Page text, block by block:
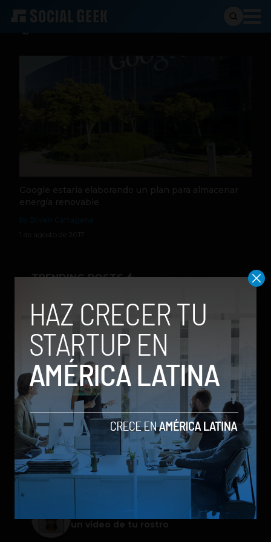
Google estaría elaborando un plan para almacenar
energía renovable
1 de agosto de 2017
TRENDING POSTS
con modelos enfocados en IA
generativa de imágenes
ChatGPT Work: el nuevo asistente
de OpenAI que promete mejorar la
productividad laboral
Spotify extiende las cuentas
gestionadas para menores a su plan
gratuito en seis países
Galaxy Z Flip8: el plegable compacto
de Samsung se renueva con más
pantalla, mejor cámara e IA
Google permitirá iniciar sesión con
un video de tu rostro